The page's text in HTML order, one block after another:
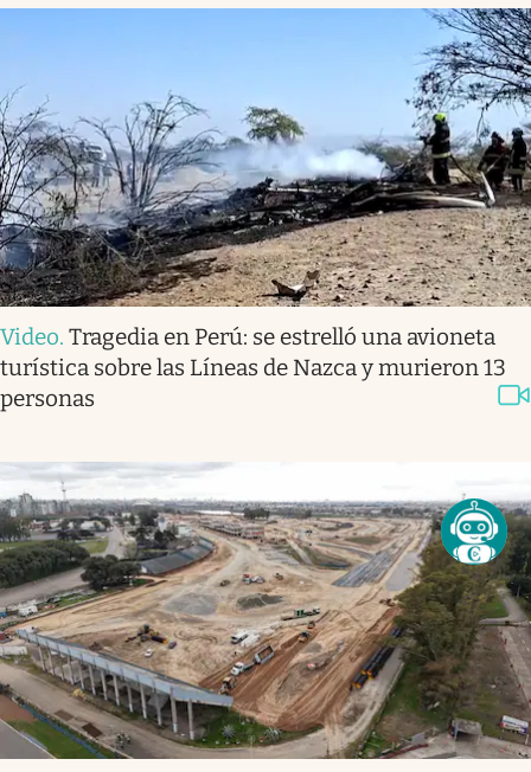
Video. Tragedia en Perú: se estrelló una avioneta
turística sobre las Líneas de Nazca y murieron 13
personas